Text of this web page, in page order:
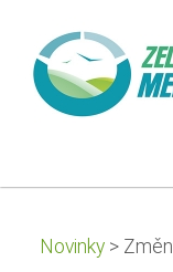
Novinky >